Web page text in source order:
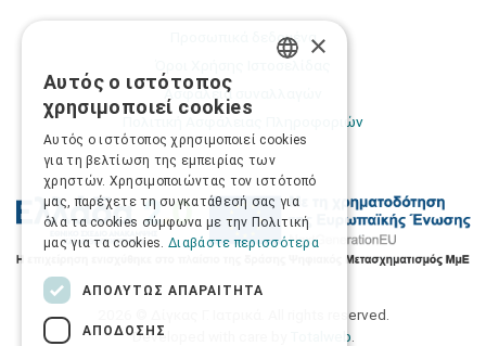
Προσωπικά δεδομένα
Ασφάλεια συναλλαγών
Πολιτική Ασφάλειας Πληροφοριών
2026 © Δίγκας Γ. Ιατρικά. All rights reserved.
Developed with care by
Totalweb
×
Αυτός ο ιστότοπος
χρησιμοποιεί cookies
Αυτός ο ιστότοπος χρησιμοποιεί cookies
για τη βελτίωση της εμπειρίας των
χρηστών. Χρησιμοποιώντας τον ιστότοπό
μας, παρέχετε τη συγκατάθεσή σας για
όλα τα cookies σύμφωνα με την Πολιτική
μας για τα cookies. Διαβάστε περισσότερα
ΑΠΟΛΎΤΩΣ ΑΠΑΡΑΊΤΗΤΑ
ΑΠΌΔΟΣΗΣ